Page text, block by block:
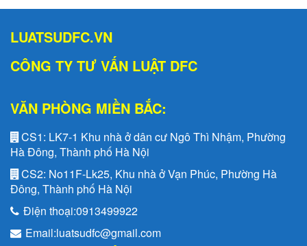
LUATSUDFC.VN
CÔNG TY TƯ VẤN LUẬT DFC
VĂN PHÒNG MIỀN BẮC:
CS1: LK7-1 Khu nhà ở dân cư Ngô Thì Nhậm, Phường
Hà Đông, Thành phố Hà Nội
CS2: No11F-Lk25, Khu nhà ở Vạn Phúc, Phường Hà
Đông, Thành phố Hà Nội
Điện thoại:0913499922
Email:luatsudfc@gmail.com